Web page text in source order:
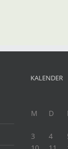
KALENDER
M
D
3
4